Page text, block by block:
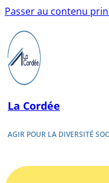
Passer au contenu
La Cordée
AGIR POUR LA DIVERSITÉ